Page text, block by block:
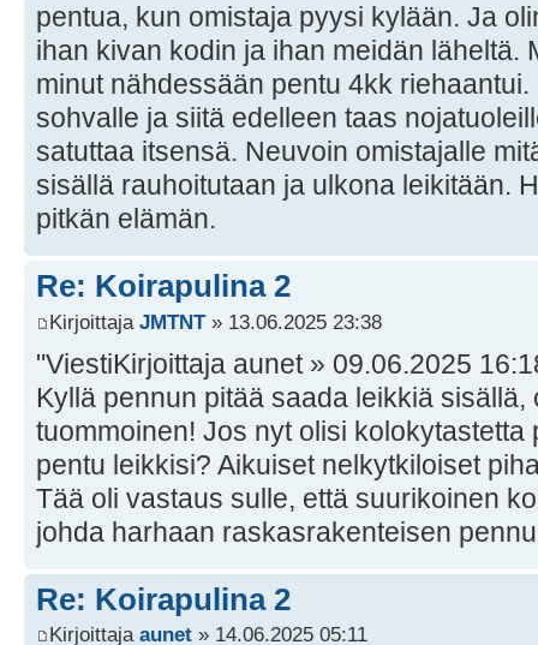
pentua, kun omistaja pyysi kylään. Ja
ihan kivan kodin ja ihan meidän läheltä.
minut nähdessään pentu 4kk
sohvalle ja siitä edelleen taas
satuttaa itsensä. Neuvoin omistajalle
sisällä rauhoitutaan ja ulkona leikitään.
pitkän elämän.
Re: Koirapulina 2
Kirjoittaja JMTNT» 13.06.2025 23:38
"ViestiKirjoittaja aunet » 09.06.2025
Kyllä pennun pitää saada leikkiä
tuommoinen! Jos nyt olisi
pentu leikkisi? Aikuiset nelkytkiloiset
Tää oli vastaus sulle, että suurikoinen
johda harhaan raskasrakenteisen
Re: Koirapulina 2
Kirjoittaja aunet » 14.06.2025 05:11